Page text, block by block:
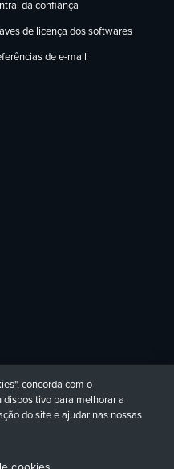
da confiança
de licença dos softwares
de e-mail
日本語
concorda com o
para melhorar a
do site e ajudar nas nossas